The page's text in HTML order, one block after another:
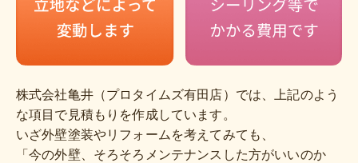
株式会社亀井（プロタイムズ有田店）では、上記のよう
な項目で見積もりを作成しています。
いざ外壁塗装やリフォームを考えてみても、
「今の外壁、そろそろメンテナンスした方がいいのか